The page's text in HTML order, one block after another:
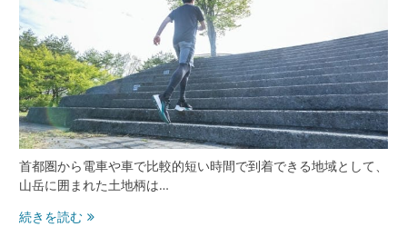
え
る
包
茎
手
術
医
療
の
首都圏から電車や車で比較的短い時間で到着できる地域として、
山岳に囲まれた土地柄は…
続きを読む甲